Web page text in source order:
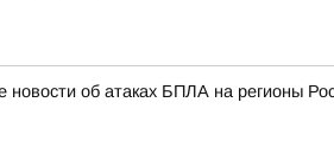
об атаках БПЛА на регионы